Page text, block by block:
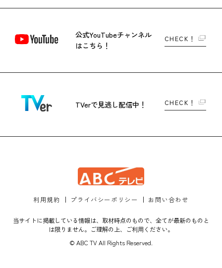
公式YouTubeチャンネル
はこちら！
CHECK！
TVerで見逃し配信中！ CHECK！
利用規約 プライバシーポリシー お問い合わせ
当サイトに掲載している情報は、取材時点のもので、全てが最新のものと
は限りません。ご理解の上、ご利用ください。
© ABC TV All Rights Reserved.